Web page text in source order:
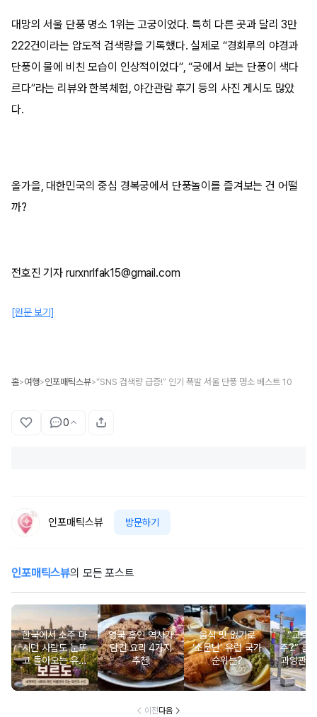
대망의 서울 단풍 명소 1위는 고궁이었다. 특히 다른 곳과 달리 3만
222건이라는 압도적 검색량을 기록했다. 실제로 “경회루의 야경과
단풍이 물에 비친 모습이 인상적이었다”, “궁에서 보는 단풍이 색다
르다”라는 리뷰와 한복체험, 야간관람 후기 등의 사진 게시도 많았
다.
올가을, 대한민국의 중심 경복궁에서 단풍놀이를 즐겨보는 건 어떨
까?
전호진 기자 rurxnrlfak15@gmail.com
[원문 보기]
홈>여행>인포매틱스뷰>“SNS 검색량 급증!” 인기 폭발 서울 단풍 명소 베스트 10
0
인포매틱스뷰 방문하기
인포매틱스뷰의 모든 포스트
한국에서 소주 마
시던 사람도 눈뜨
고 돌아오는 유럽
와인 도시 탐방
영국 흑인 역사가
담긴 요리 4가지
추천!
음식 맛 없기로
‘소문난’ 유럽 국가
순위는?
“교토
주?” 홀
과잉관
있는 세
행지 순
이전다음